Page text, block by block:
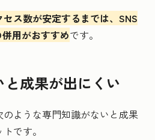
ス数が安定するまでは、SNS
用がおすすめです。
成果が出にくい
ような専門知識がないと成果
です。